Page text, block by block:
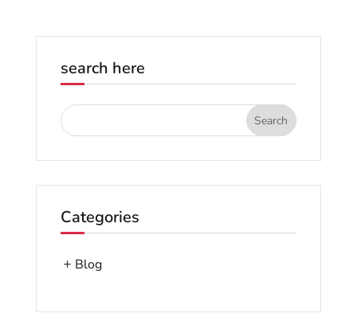
search here
Categories
Blog